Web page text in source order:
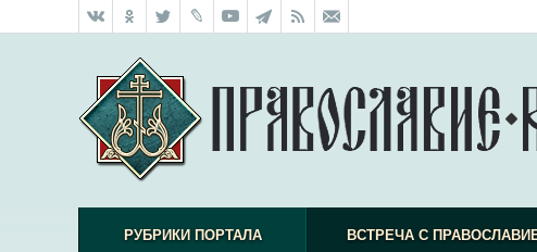
РУБРИКИ ПОРТАЛА ВСТРЕЧА С